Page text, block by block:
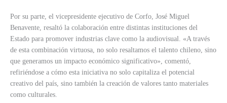
Por su parte, el vicepresidente ejecutivo de Corfo, José Miguel
Benavente, resaltó la colaboración entre distintas instituciones del
Estado para promover industrias clave como la audiovisual. «A través
de esta combinación virtuosa, no solo resaltamos el talento chileno, sino
que generamos un impacto económico significativo», comentó,
refiriéndose a cómo esta iniciativa no solo capitaliza el potencial
creativo del país, sino también la creación de valores tanto materiales
como culturales.